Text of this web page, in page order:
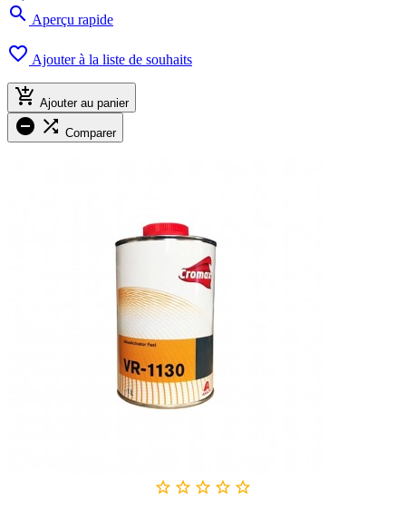
 Aperçu rapide
 Ajouter à la liste de souhaits
 Ajouter au panier
  Comparer
    